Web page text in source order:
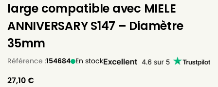
large compatible avec MIELE
ANNIVERSARY S147 – Diamètre
35mm
Référence :154684 En stock
27,10€